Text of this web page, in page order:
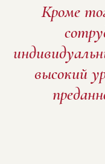
Кроме
высокий